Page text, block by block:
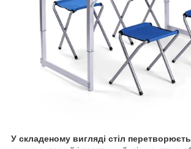
У складеному вигляді стіл